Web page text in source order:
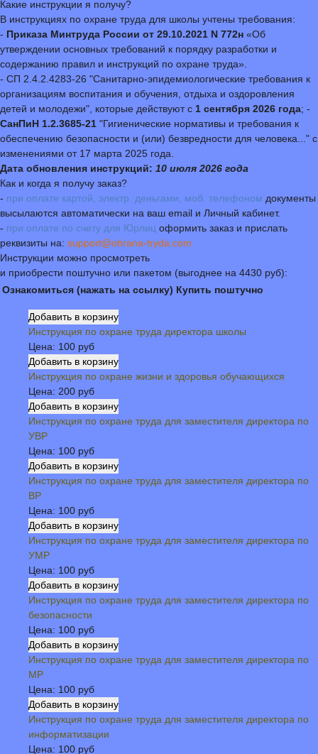
Какие инструкции я получу?
В инструкциях по охране труда для школы учтены требования:
- Приказа Минтруда России от 29.10.2021 N 772н «Об
утверждении основных требований к порядку разработки и
содержанию правил и инструкций по охране труда».
- СП 2.4.2.4283-26 "Санитарно-эпидемиологические требования к
организациям воспитания и обучения, отдыха и оздоровления
детей и молодежи", которые действуют с 1 сентября 2026 года; -
СанПиН 1.2.3685-21 "Гигиенические нормативы и требования к
обеспечению безопасности и (или) безвредности для человека..." с
изменениями от 17 марта 2025 года.
Дата обновления инструкций: 10 июля 2026 года
Как и когда я получу заказ?
- при оплате картой, электр. деньгами, моб. телефоном документы
высылаются автоматически на ваш email и Личный кабинет.
- при оплате по счету для Юрлиц оформить заказ и прислать
реквизиты на: support@ohrana-tryda.com
Инструкции можно просмотреть
и приобрести поштучно или пакетом (выгоднее на 4430 руб):
Ознакомиться (нажать на ссылку) Купить поштучно
Инструкция по охране труда директора школы
Цена: 100 руб
Инструкция по охране жизни и здоровья обучающихся
Цена: 200 руб
Инструкция по охране труда для заместителя директора по
УВР
Цена: 100 руб
Инструкция по охране труда для заместителя директора по
ВР
Цена: 100 руб
Инструкция по охране труда для заместителя директора по
УМР
Цена: 100 руб
Инструкция по охране труда для заместителя директора по
безопасности
Цена: 100 руб
Инструкция по охране труда для заместителя директора по
МР
Цена: 100 руб
Инструкция по охране труда для заместителя директора по
информатизации
Цена: 100 руб